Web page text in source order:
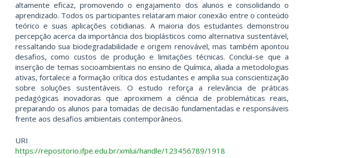
altamente eficaz, promovendo o engajamento dos alunos e consolidando o
aprendizado. Todos os participantes relataram maior conexão entre o conteúdo
teórico e suas aplicações cotidianas. A maioria dos estudantes demonstrou
percepção acerca da importância dos bioplásticos como alternativa sustentável,
ressaltando sua biodegradabilidade e origem renovável, mas também apontou
desafios, como custos de produção e limitações técnicas. Conclui-se que a
inserção de temas socioambientais no ensino de Química, aliada a metodologias
ativas, fortalece a formação crítica dos estudantes e amplia sua conscientização
sobre soluções sustentáveis. O estudo reforça a relevância de práticas
pedagógicas inovadoras que aproximem a ciência de problemáticas reais,
preparando os alunos para tomadas de decisão fundamentadas e responsáveis
frente aos desafios ambientais contemporâneos.
URI
https://repositorio.ifpe.edu.br/xmlui/handle/123456789/1918